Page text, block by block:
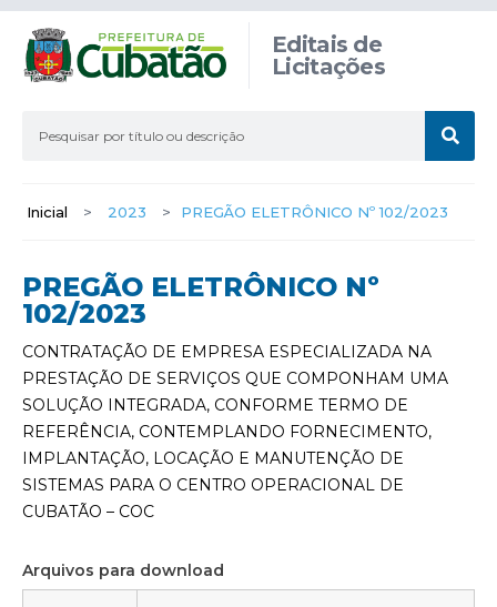
Editais de
Licitações
Inicial > 2023 > PREGÃO ELETRÔNICO Nº 102/2023
PREGÃO ELETRÔNICO Nº
102/2023
CONTRATAÇÃO DE EMPRESA ESPECIALIZADA NA
PRESTAÇÃO DE SERVIÇOS QUE COMPONHAM UMA
SOLUÇÃO INTEGRADA, CONFORME TERMO DE
REFERÊNCIA, CONTEMPLANDO FORNECIMENTO,
IMPLANTAÇÃO, LOCAÇÃO E MANUTENÇÃO DE
SISTEMAS PARA O CENTRO OPERACIONAL DE
CUBATÃO – COC
Arquivos para download